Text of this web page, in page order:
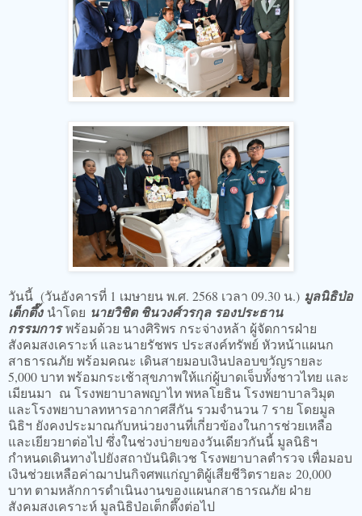
วันนี้ (วันอังคารที่ 1 เมษายน พ.ศ. 2568 เวลา 09.30 น.) มูลนิธิป่อ
เต็กตึ๊งนำโดย นายวิชิต ชินวงศ์วรกุล รองประธาน
กรรมการพร้อมด้วย นางศิริพร กระจ่างหล้า ผู้จัดการฝ่าย
สังคมสงเคราะห์ และนายรัชพร ประสงค์ทรัพย์ หัวหน้าแผนก
สาธารณภัย พร้อมคณะ เดินสายมอบเงินปลอบขวัญรายละ
5,000 บาท พร้อมกระเช้าสุขภาพให้แก่ผู้บาดเจ็บทั้งชาวไทย และ
เมียนมา ณ โรงพยาบาลพญาไท พหลโยธิน โรงพยาบาลวิมุต
และโรงพยาบาลทหารอากาศสีกัน รวมจำนวน 7 ราย โดยมูล
นิธิฯ ยังคงประมาณกับหน่วยงานที่เกี่ยวข้องในการช่วยเหลือ
และเยียวยาต่อไป ซึ่งในช่วงบ่ายของวันเดียวกันนี้ มูลนิธิฯ
กำหนดเดินทางไปยังสถาบันนิติเวช โรงพยาบาลตำรวจ เพื่อมอบ
เงินช่วยเหลือค่าฌาปนกิจศพแก่ญาติผู้เสียชีวิตรายละ 20,000
บาท ตามหลักการดำเนินงานของแผนกสาธารณภัย ฝ่าย
สังคมสงเคราะห์ มูลนิธิป่อเต็กตึ๊งต่อไป